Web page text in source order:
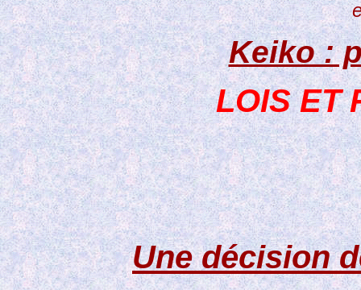
Keiko :
LOIS ET
Une décision